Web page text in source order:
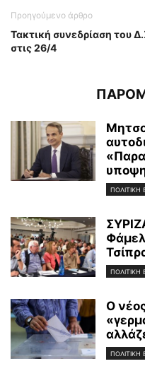
Προηγούμενο άρθρο
Τακτική συνεδρίαση του
στις 26/4
ΠΟΛΙΤΙΚΗ
ΠΟΛΙΤΙΚΗ
Ο
ΠΟΛΙΤΙΚΗ